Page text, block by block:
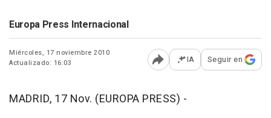
Europa Press Internacional
Miércoles, 17 noviembre 2010
Actualizado: 16:03
Abrir opciones para
IA Seguir en
MADRID, 17 Nov. (EUROPA PRESS) -